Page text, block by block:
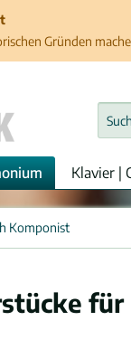
Gründen
Klavier |
Komponist
für